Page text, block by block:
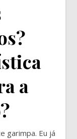
a
garimpa. Eu já